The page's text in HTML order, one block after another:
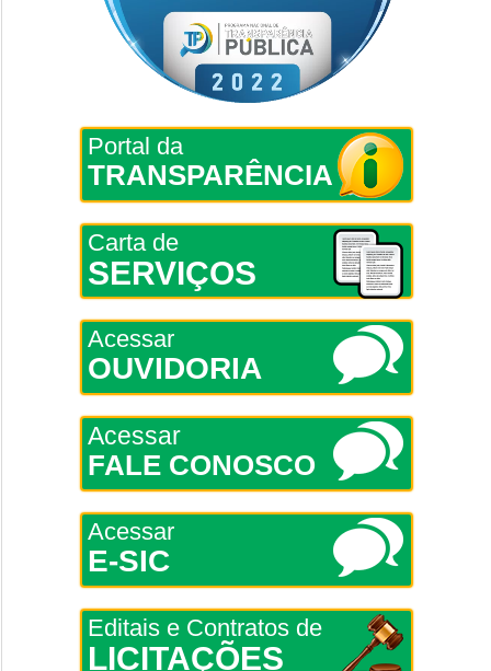
Portal da
TRANSPARÊNCIA
Carta de
SERVIÇOS
Acessar
OUVIDORIA
Acessar
FALE CONOSCO
Acessar
E-SIC
Editais e Contratos de
LICITAÇÕES